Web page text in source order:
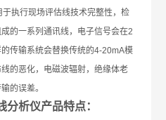
执行现场评估线技术完整性，检
的一系列通讯线，电子信号会在2
传输系统会替换传统的4-20mA模
的恶化，电磁波辐射，绝缘体老
的误差。
分析仪产品特点：